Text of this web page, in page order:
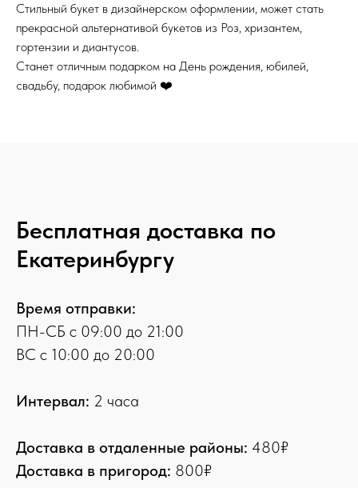
Стильный букет в дизайнерском оформлении, может стать
прекрасной альтернативой букетов из Роз, хризантем,
гортензии и диантусов.
Станет отличным подарком на День рождения, юбилей,
свадьбу, подарок любимой ❤️
Бесплатная доставка по
Екатеринбургу
Время отправки:
ПН-СБ с 09:00 до 21:00
ВС с 10:00 до 20:00
Интервал: 2 часа
Доставка в отдаленные районы: 480₽
Доставка в пригород: 800₽